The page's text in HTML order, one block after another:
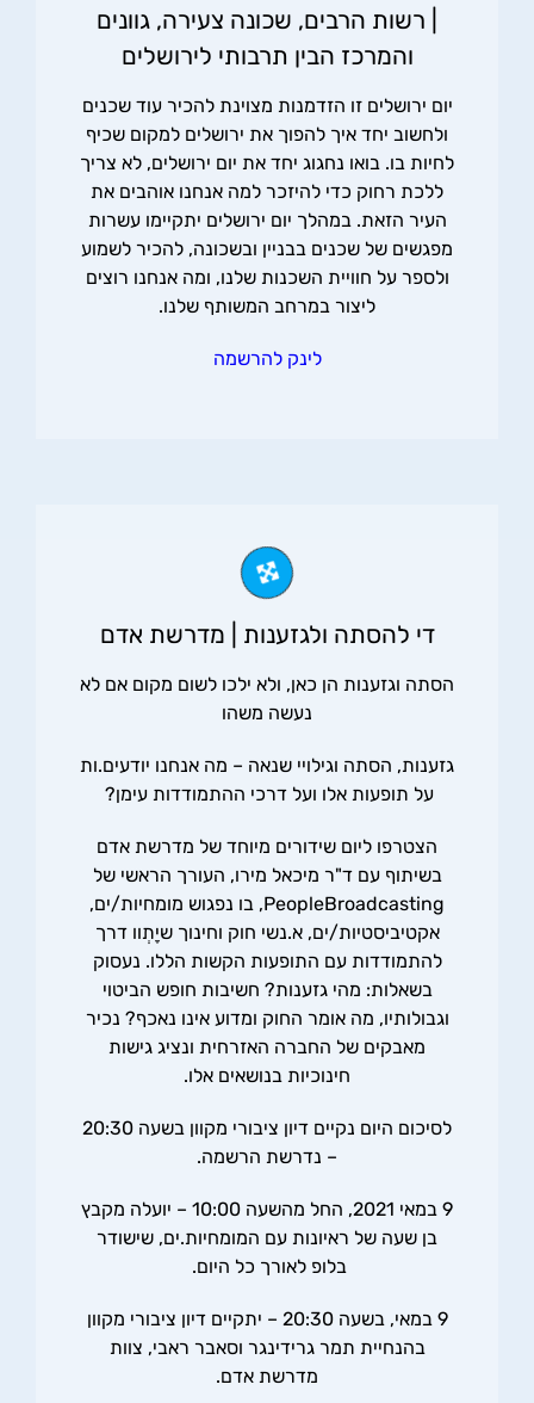
| רשות הרבים, שכונה צעירה, גוונים
והמרכז הבין תרבותי לירושלים
יום ירושלים זו הזדמנות מצוינת להכיר עוד שכנים
ולחשוב יחד איך להפוך את ירושלים למקום שכיף
לחיות בו. בואו נחגוג יחד את יום ירושלים, לא צריך
ללכת רחוק כדי להיזכר למה אנחנו אוהבים את
העיר הזאת. במהלך יום ירושלים יתקיימו עשרות
מפגשים של שכנים בבניין ובשכונה, להכיר לשמוע
ולספר על חוויית השכנות שלנו, ומה אנחנו רוצים
ליצור במרחב המשותף שלנו.
לינק להרשמה
די להסתה ולגזענות | מדרשת אדם
הסתה וגזענות הן כאן, ולא ילכו לשום מקום אם לא
נעשה משהו
גזענות, הסתה וגילויי שנאה – מה אנחנו יודעים.ות
על תופעות אלו ועל דרכי ההתמודדות עימן?
הצטרפו ליום שידורים מיוחד של מדרשת אדם
בשיתוף עם ד"ר מיכאל מירו, העורך הראשי של
PeopleBroadcasting, בו נפגוש מומחיות/ים,
אקטיביסטיות/ים, א.נשי חוק וחינוך שיָתְוו דרך
להתמודדות עם התופעות הקשות הללו. נעסוק
בשאלות: מהי גזענות? חשיבות חופש הביטוי
וגבולותיו, מה אומר החוק ומדוע אינו נאכף? נכיר
מאבקים של החברה האזרחית ונציג גישות
חינוכיות בנושאים אלו.
לסיכום היום נקיים דיון ציבורי מקוון בשעה 20:30
– נדרשת הרשמה.
9 במאי 2021, החל מהשעה 10:00 – יועלה מקבץ
בן שעה של ראיונות עם המומחיות.ים, שישודר
בלופ לאורך כל היום.
9 במאי, בשעה 20:30 – יתקיים דיון ציבורי מקוון
בהנחיית תמר גרידינגר וסאבר ראבי, צוות
מדרשת אדם.